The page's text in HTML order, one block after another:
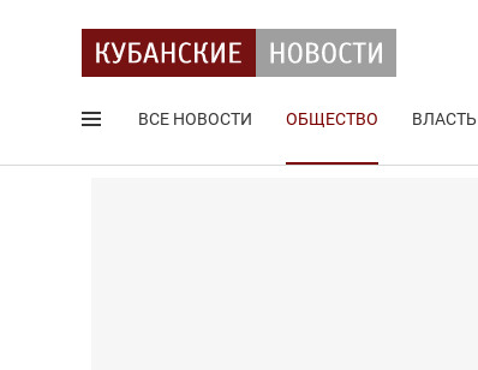
ВСЕ НОВОСТИ ОБЩЕСТВО ВЛАСТЬ